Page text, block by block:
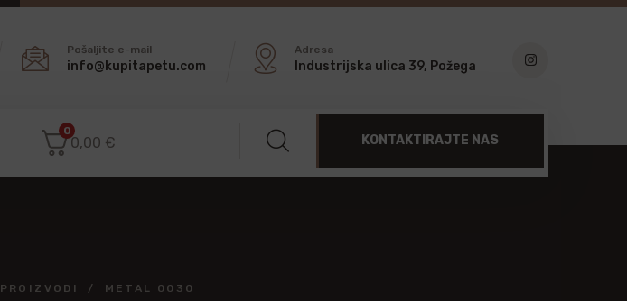
Pošaljite e-mail
info@kupitapetu.com
Adresa
Industrijska ulica 39, Požega
0
0,00 € KONTAKTIRAJTE NAS
PROIZVODI METAL 0030